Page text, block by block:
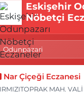
Eskişehir
Nöbetçi
Nar Çiçeği Eczanesi
MAH.